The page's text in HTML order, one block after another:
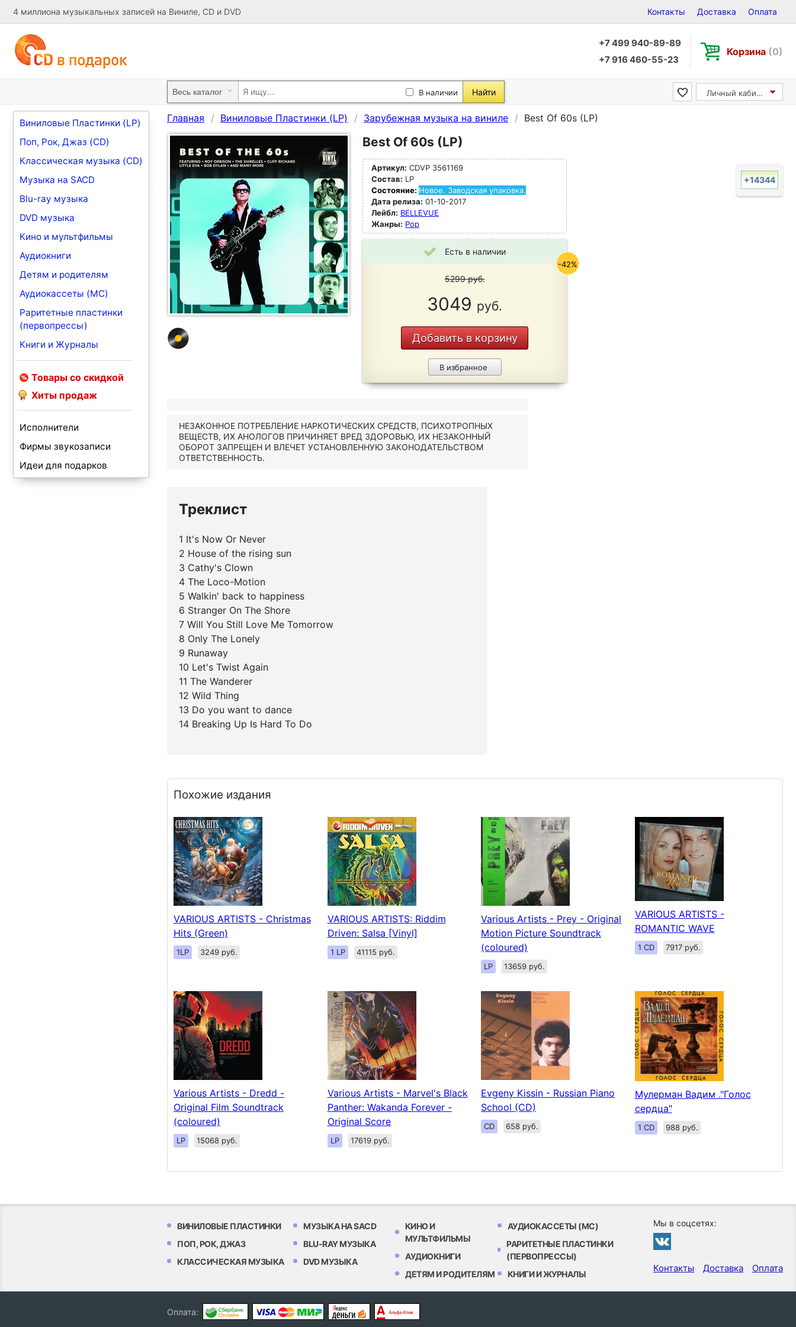
4 миллиона музыкальных записей на Виниле, CD и DVD Контакты Доставка Оплата
+7 499 940-89-89
+7 916 460-55-23
Корзина (0)
В наличии Найти Личный кабинет
Виниловые Пластинки (LP)
Поп, Рок, Джаз (CD)
Классическая музыка (CD)
Музыка на SACD
Blu-ray музыка
DVD музыка
Кино и мультфильмы
Аудиокниги
Детям и родителям
Аудиокассеты (MC)
Раритетные пластинки
(первопрессы)
Книги и Журналы
Товары со скидкой
Хиты продаж
Исполнители
Фирмы звукозаписи
Идеи для подарков
Главная Виниловые Пластинки (LP) Зарубежная музыка на виниле Best Of 60s (LP)
Best Of 60s (LP)
Артикул: CDVP 3561169
Состав: LP
Состояние: Новое. Заводская упаковка.
Дата релиза: 01-10-2017
Лейбл: BELLEVUE
Жанры: Pop
Есть в наличии
5299руб.
3049 руб.
Добавить в корзину
В избранное
-42%
+14344
НЕЗАКОННОЕ ПОТРЕБЛЕНИЕ НАРКОТИЧЕСКИХ СРЕДСТВ, ПСИХОТРОПНЫХ
ВЕЩЕСТВ, ИХ АНОЛОГОВ ПРИЧИНЯЕТ ВРЕД ЗДОРОВЬЮ, ИХ НЕЗАКОННЫЙ
ОБОРОТ ЗАПРЕЩЕН И ВЛЕЧЕТ УСТАНОВЛЕННУЮ ЗАКОНОДАТЕЛЬСТВОМ
ОТВЕТСТВЕННОСТЬ.
Треклист
1 It's Now Or Never
2 House of the rising sun
3 Cathy's Clown
4 The Loco-Motion
5 Walkin' back to happiness
6 Stranger On The Shore
7 Will You Still Love Me Tomorrow
8 Only The Lonely
9 Runaway
10 Let's Twist Again
11 The Wanderer
12 Wild Thing
13 Do you want to dance
14 Breaking Up Is Hard To Do
Похожие издания
VARIOUS ARTISTS - Christmas
Hits (Green)
1LP 3249 руб.
VARIOUS ARTISTS: Riddim
Driven: Salsa [Vinyl]
1 LP 41115 руб.
Various Artists - Prey - Original
Motion Picture Soundtrack
(coloured)
LP 13659 руб.
VARIOUS ARTISTS -
ROMANTIC WAVE
1 CD 7917 руб.
Various Artists - Dredd -
Original Film Soundtrack
(coloured)
LP 15068 руб.
Various Artists - Marvel's Black
Panther: Wakanda Forever -
Original Score
LP 17619 руб.
Evgeny Kissin - Russian Piano
School (CD)
CD 658 руб.
Мулерман Вадим ."Голос
сердца"
1 CD 988 руб.
ВИНИЛОВЫЕ ПЛАСТИНКИ
ПОП, РОК, ДЖАЗ
КЛАССИЧЕСКАЯ МУЗЫКА
МУЗЫКА НА SACD
BLU-RAY МУЗЫКА
DVD МУЗЫКА
КИНО И
МУЛЬТФИЛЬМЫ
АУДИОКНИГИ
ДЕТЯМ И РОДИТЕЛЯМ
АУДИОКАССЕТЫ (MC)
РАРИТЕТНЫЕ ПЛАСТИНКИ
(ПЕРВОПРЕССЫ)
КНИГИ И ЖУРНАЛЫ
Мы в соцсетях:
Контакты Доставка Оплата
Оплата: